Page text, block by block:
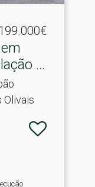
.​..
Olivais